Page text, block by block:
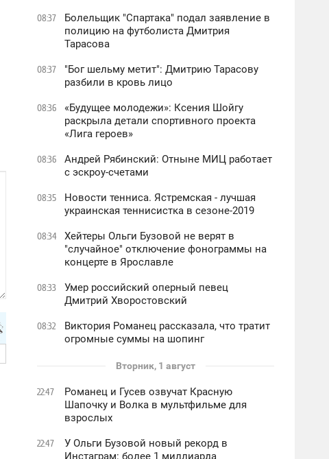
08:37
Болельщик "Спартака" подал заявление в
полицию на футболиста Дмитрия
Тарасова
08:37
"Бог шельму метит": Дмитрию Тарасову
разбили в кровь лицо
08:36
«Будущее молодежи»: Ксения Шойгу
раскрыла детали спортивного проекта
«Лига героев»
08:36
Андрей Рябинский: Отныне МИЦ работает
с эскроу-счетами
08:35
Новости тенниса. Ястремская - лучшая
украинская теннисистка в сезоне-2019
08:34
Хейтеры Ольги Бузовой не верят в
"случайное" отключение фонограммы на
концерте в Ярославле
08:33
Умер российский оперный певец
Дмитрий Хворостовский
08:32
Виктория Романец рассказала, что тратит
огромные суммы на шопинг
Вторник, 1 август
22:47
Романец и Гусев озвучат Красную
Шапочку и Волка в мультфильме для
взрослых
22:47
У Ольги Бузовой новый рекорд в
Инстаграм: более 1 миллиарда